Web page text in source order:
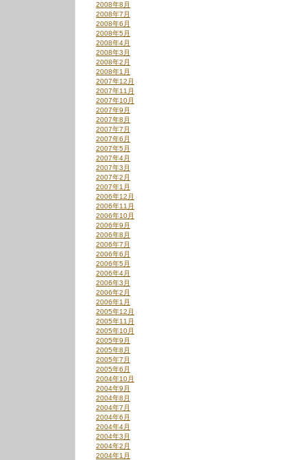
2008年8月
2008年7月
2008年6月
2008年5月
2008年4月
2008年3月
2008年2月
2008年1月
2007年12月
2007年11月
2007年10月
2007年9月
2007年8月
2007年7月
2007年6月
2007年5月
2007年4月
2007年3月
2007年2月
2007年1月
2006年12月
2006年11月
2006年10月
2006年9月
2006年8月
2006年7月
2006年6月
2006年5月
2006年4月
2006年3月
2006年2月
2006年1月
2005年12月
2005年11月
2005年10月
2005年9月
2005年8月
2005年7月
2005年6月
2004年10月
2004年9月
2004年8月
2004年7月
2004年6月
2004年4月
2004年3月
2004年2月
2004年1月